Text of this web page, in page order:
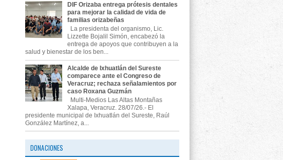
DIF Orizaba entrega prótesis dentales
para mejorar la calidad de vida de
familias orizabeñas
La presidenta del organismo, Lic.
Lizzette Bojalil Simón, encabezó la
entrega de apoyos que contribuyen a la
salud y bienestar de los ben...
Alcalde de Ixhuatlán del Sureste
comparece ante el Congreso de
Veracruz; rechaza señalamientos por
caso Roxana Guzmán
Multi-Medios Las Altas Montañas
Xalapa, Veracruz. 28/07/26.- El
presidente municipal de Ixhuatlán del Sureste, Raúl
González Martínez, a...
DONACIONES